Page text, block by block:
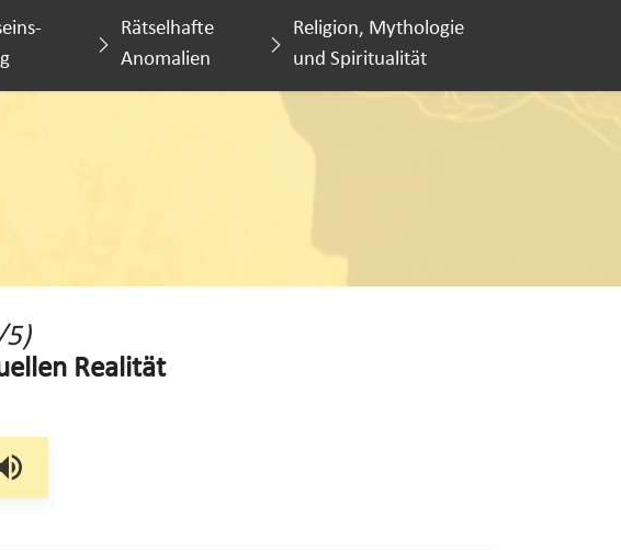
Rätselhafte
Anomalien
Religion, Mythologie
und Spiritualität
5)
Realität